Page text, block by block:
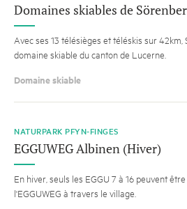
Domaines skiables de
Avec ses 13 télésièges et téléskis sur
domaine skiable du canton de Lucerne.
Domaine skiable
NATURPARK PFYN-FINGES
EGGUWEG Albinen (Hiver)
En hiver, seuls les EGGU 7 à 16 peuvent
l'EGGUWEG à travers le village.